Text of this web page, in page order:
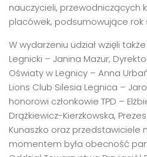
nauczycieli, przewodniczących
placówek, podsumowujące rok
W wydarzeniu udział wzięli
Legnicki – Janina Mazur,
Oświaty w Legnicy – Anna
Lions Club Silesia Legnica –
honorowi członkowie TPD –
Drążkiewicz-Kierzkowska,
Kunaszko oraz przedstawiciele
momentem była obecność